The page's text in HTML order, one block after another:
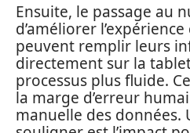
Ensuite, le passage au
d’améliorer
peuvent remplir leurs
directement sur la
processus plus fluide.
la marge d’erreur
manuelle des données.